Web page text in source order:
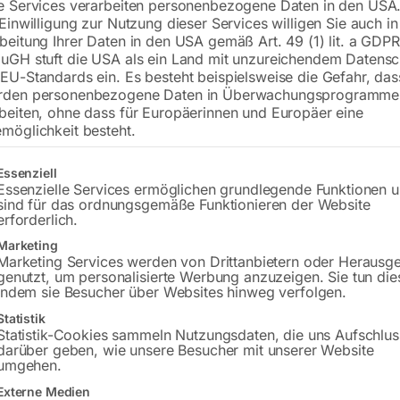
€12.840,00
inkl. MwSt. zzgl. Versandkosten
Lieferzeit:Auf Nachfrage
Versandkosten Standard (Österreich):€
Beschreibung
Services verarbeiten personenbezogene Daten in den
zur Nutzung dieser Services willigen Sie auch
Ihrer Daten in den USA gemäß Art. 49 (1) lit. a
stuft die USA als ein Land mit unzureichendem
Standards ein. Es besteht beispielsweise die Gefahr,
personenbezogene Daten in
ohne dass für Europäerinnen und Europäer eine
besteht.
eine Liste der Service-Gruppen, für die eine Einwilligung erteilt
Services ermöglichen grundlegende Funktionen
für das ordnungsgemäße Funktionieren der Website
Services werden von Drittanbietern oder
um personalisierte Werbung anzuzeigen. Sie tun
sie Besucher über Websites hinweg verfolgen.
Cookies sammeln Nutzungsdaten, die uns
geben, wie unsere Besucher mit unserer Website
Medien